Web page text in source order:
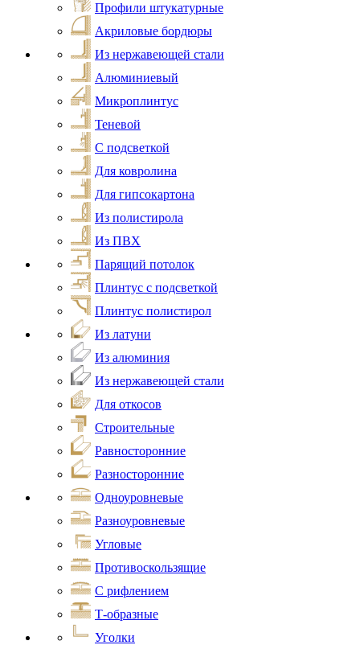
Профили штукатурные
Акриловые бордюры
Из нержавеющей стали
Алюминиевый
Микроплинтус
Теневой
С подсветкой
Для ковролина
Для гипсокартона
Из полистирола
Из ПВХ
Парящий потолок
Плинтус с подсветкой
Плинтус полистирол
Из латуни
Из алюминия
Из нержавеющей стали
Для откосов
Строительные
Равносторонние
Разносторонние
Одноуровневые
Разноуровневые
Угловые
Противоскользящие
С рифлением
Т-образные
Уголки